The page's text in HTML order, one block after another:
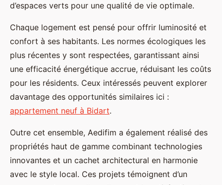
d’espaces verts pour une qualité de vie optimale.
Chaque logement est pensé pour offrir luminosité et
confort à ses habitants. Les normes écologiques les
plus récentes y sont respectées, garantissant ainsi
une efficacité énergétique accrue, réduisant les coûts
pour les résidents. Ceux intéressés peuvent explorer
davantage des opportunités similaires ici :
appartement neuf à Bidart.
Outre cet ensemble, Aedifim a également réalisé des
propriétés haut de gamme combinant technologies
innovantes et un cachet architectural en harmonie
avec le style local. Ces projets témoignent d’un